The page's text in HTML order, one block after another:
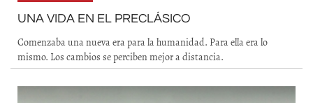
UNA VIDA EN EL PRECLÁSICO
Comenzaba una nueva era para la humanidad. Para ella era lo
mismo. Los cambios se perciben mejor a distancia.